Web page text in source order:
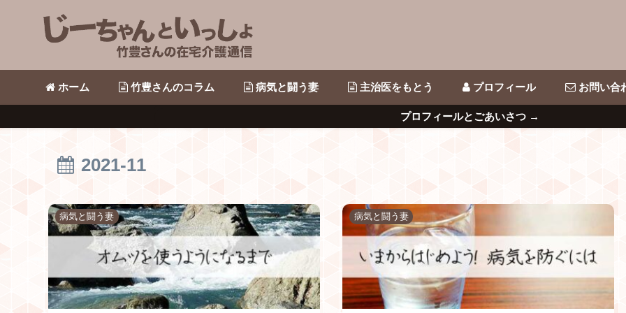
ホーム 竹豊さんのコラム 病気と闘う妻 主治医をもとう プロフィール お問い合
プロフィールとごあいさつ →
2021-11
病気と闘う妻 病気と闘う妻